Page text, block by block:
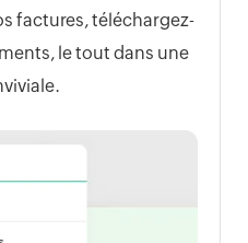
factures, téléchargez-
le tout dans une